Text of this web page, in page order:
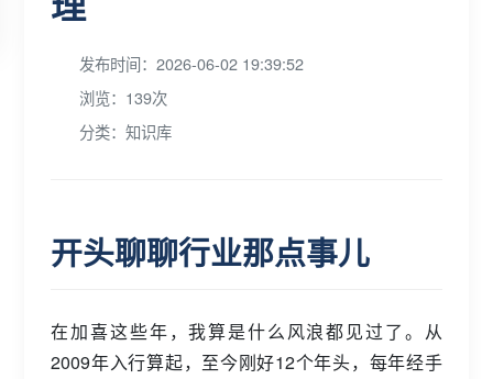
发布时间：2026-06-02 19:39:52
浏览：139次
分类：知识库
开头聊聊行业那点事儿
在加喜这些年，我算是什么风浪都见过了。从
2009年入行算起，至今刚好12个年头，每年经手